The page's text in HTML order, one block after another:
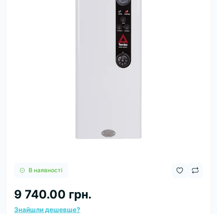
В наявності
9 740.00 грн.
Знайшли дешевше?